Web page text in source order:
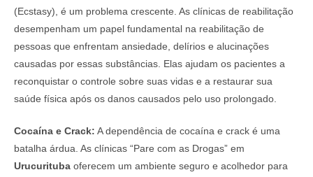
(Ecstasy), é um problema crescente. As clínicas de reabilitação
desempenham um papel fundamental na reabilitação de
pessoas que enfrentam ansiedade, delírios e alucinações
causadas por essas substâncias. Elas ajudam os pacientes a
reconquistar o controle sobre suas vidas e a restaurar sua
saúde física após os danos causados pelo uso prolongado.
Cocaína e Crack: A dependência de cocaína e crack é uma
batalha árdua. As clínicas “Pare com as Drogas” em
Urucurituba oferecem um ambiente seguro e acolhedor para